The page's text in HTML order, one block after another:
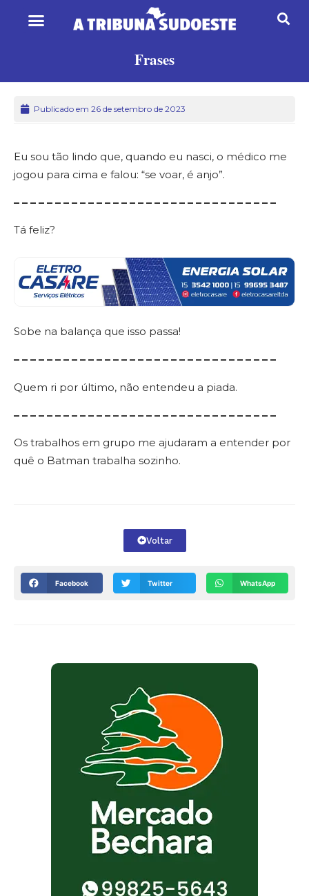
Frases
Publicado em 26 de setembro de 2023
Eu sou tão lindo que, quando eu nasci, o médico me
jogou para cima e falou: “se voar, é anjo”.
– – – – – – – – – – – – – – – – – – – – – – – – – – – – – – – –
Tá feliz?
Sobe na balança que isso passa!
– – – – – – – – – – – – – – – – – – – – – – – – – – – – – – – –
Quem ri por último, não entendeu a piada.
– – – – – – – – – – – – – – – – – – – – – – – – – – – – – – – –
Os trabalhos em grupo me ajudaram a entender por
quê o Batman trabalha sozinho.
Voltar
Facebook Twitter WhatsApp